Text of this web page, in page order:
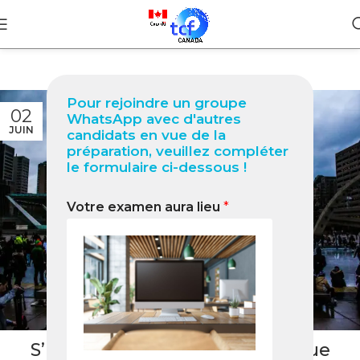
Pour rejoindre un groupe
WhatsApp avec d'autres
candidats en vue de la
préparation, veuillez compléter
le formulaire ci-dessous !
Votre examen aura lieu *
02
JUIN
BLOG,UNCATEGORIZED
S’installer au Canada en tant que